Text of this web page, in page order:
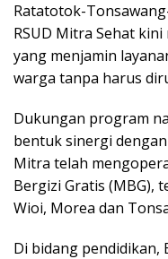
Ratatotok-
RSUD Mitra Sehat
yang menjamin
warga tanpa harus
Dukungan program
bentuk sinergi
Mitra telah
Bergizi Gratis (MBG),
Wioi, Morea dan
Di bidang pendidikan,